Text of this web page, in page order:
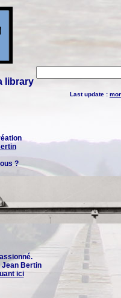
library
Last update :
?
Jean Bertin
ici